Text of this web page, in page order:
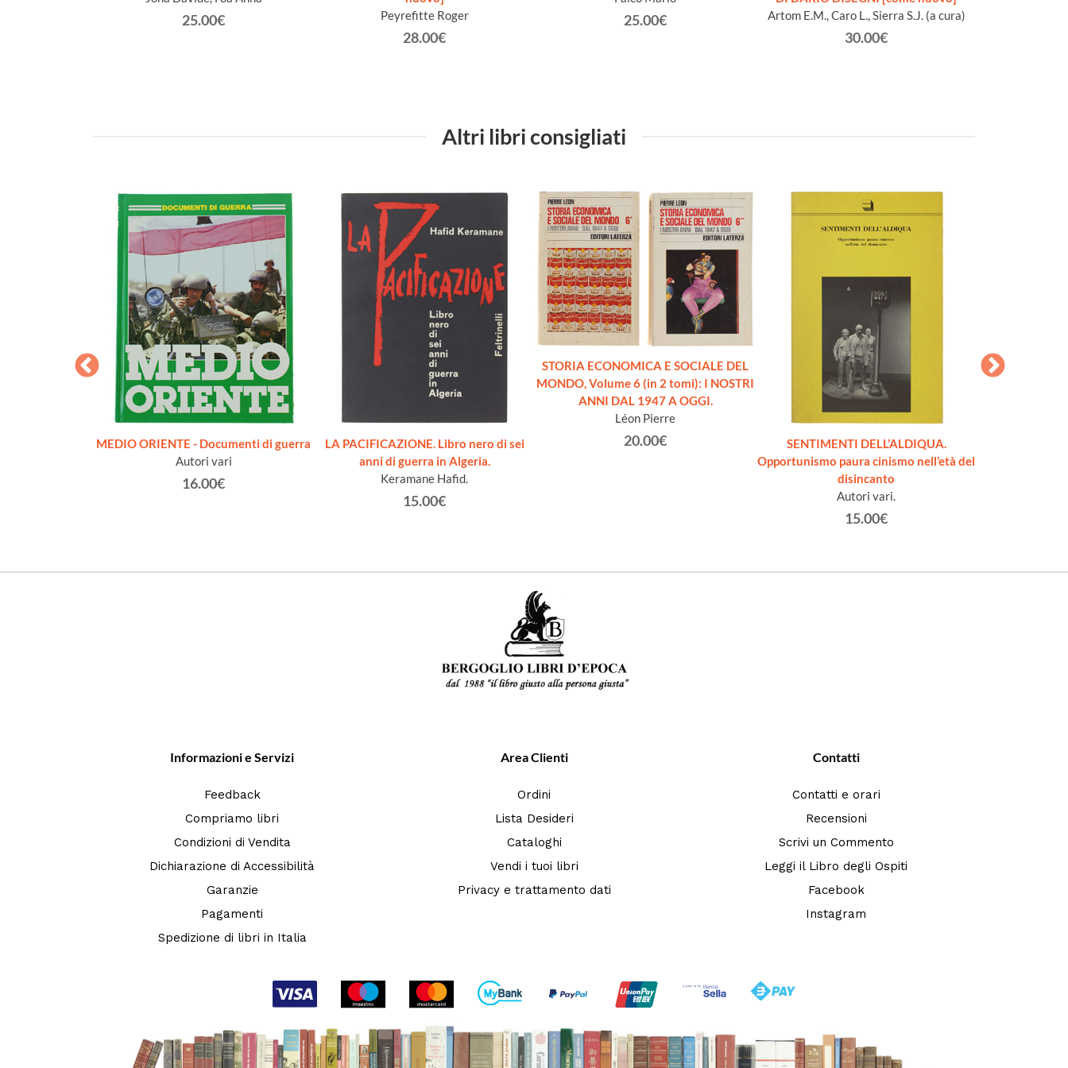
25.00€
Peyrefitte Roger
28.00€
25.00€
Artom E.M., Caro L., Sierra S.J. (a cura)
30.00€
Altri libri consigliati
MEDIO ORIENTE - Documenti di guerra
Autori vari
16.00€
LA PACIFICAZIONE. Libro nero di sei
anni di guerra in Algeria.
Keramane Hafid.
15.00€
STORIA ECONOMICA E SOCIALE DEL
MONDO, Volume 6 (in 2 tomi): I NOSTRI
ANNI DAL 1947 A OGGI.
Léon Pierre
20.00€
SENTIMENTI DELL’ALDIQUA.
Opportunismo paura cinismo nell’età del
disincanto
Autori vari.
15.00€
Informazioni e Servizi
Feedback
Compriamo libri
Condizioni di Vendita
Dichiarazione di Accessibilità
Garanzie
Pagamenti
Spedizione di libri in Italia
Area Clienti
Ordini
Lista Desideri
Cataloghi
Vendi i tuoi libri
Privacy e trattamento dati
Contatti
Contatti e orari
Recensioni
Scrivi un Commento
Leggi il Libro degli Ospiti
Facebook
Instagram